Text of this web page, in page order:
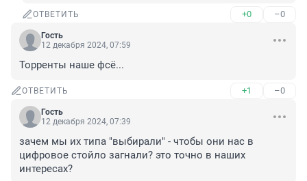
ОТВЕТИТЬ +0 –0
Гость
12 декабря 2024, 07:59
Торренты наше фсё...
ОТВЕТИТЬ +1 –0
Гость
12 декабря 2024, 07:39
зачем мы их типа "выбирали" - чтобы они нас в
цифровое стойло загнали? это точно в наших
интересах?